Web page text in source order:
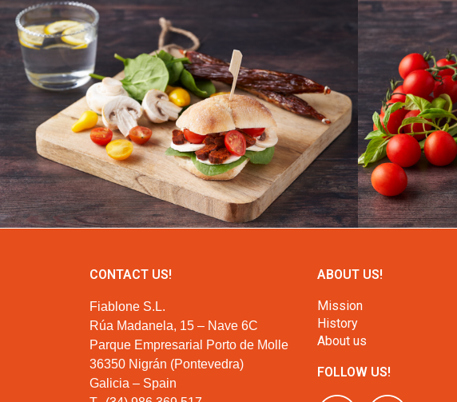
CONTACT US!
Fiablone S.L.
Rúa Madanela, 15 – Nave 6C
Parque Empresarial Porto de Molle
36350 Nigrán (Pontevedra)
Galicia – Spain
ABOUT US!
Mission
History
About us
FOLLOW US!